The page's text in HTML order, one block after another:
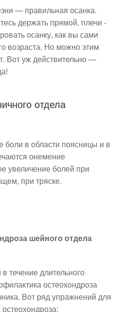
— правильная осанка.
держать прямой, плечи -
осанку, как вы сами
возраста. Но можно этим
Вот уж действительно —
отдела
боли в области поясницы и в
онемение
увеличение болей при
при тряске.
шейного отдела
течение длительного
остеохондроза
Вот ряд упражнений для